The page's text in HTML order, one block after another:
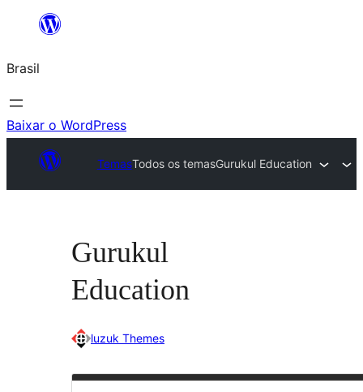
o
conteúdo
Brasil
Baixar o WordPress
TemasTodos os temasGurukul Education
Gurukul
Education
luzuk Themes